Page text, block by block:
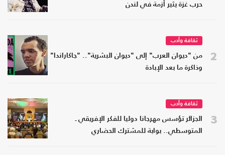
حرب غزة يثير أزمة في لندن
2
ثقافة وأدب
من "ديوان العرب" إلى "ديوان البشرية".. "جاكاراندا"
وذاكرة ما بعد الإبادة
3
ثقافة وأدب
الجزائر تؤسس مهرجانا دوليا للفكر الإفريقي ـ
المتوسطي.. بوابة للمشترك الحضاري